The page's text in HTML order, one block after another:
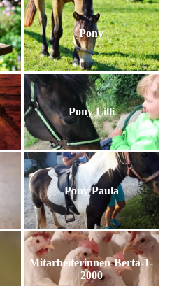
Pony
Pony Lilli
Pony Paula
Mitarbeiterinnen-Berta-1-
2000